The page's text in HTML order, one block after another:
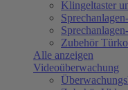
Klingeltaster
Zubehör
Alle anzeigen
Videoüberwachung